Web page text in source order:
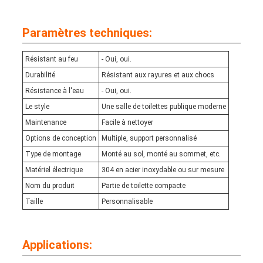
Paramètres techniques:
Résistant au feu
- Oui, oui.
Durabilité
Résistant aux rayures et aux chocs
Résistance à l'eau
- Oui, oui.
Le style
Une salle de toilettes publique moderne
Maintenance
Facile à nettoyer
Options de conception
Multiple, support personnalisé
Type de montage
Monté au sol, monté au sommet, etc.
Matériel électrique
304 en acier inoxydable ou sur mesure
Nom du produit
Partie de toilette compacte
Taille
Personnalisable
Applications: